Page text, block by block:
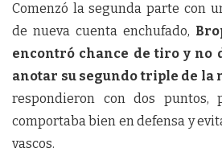
Comenzó la segunda parte con
de nueva cuenta enchufado,
encontró chance de tiro y no
anotar su segundo triple de la
respondieron con dos puntos,
comportaba bien en defensa y
vascos.